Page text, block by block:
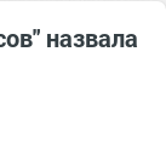
назвала